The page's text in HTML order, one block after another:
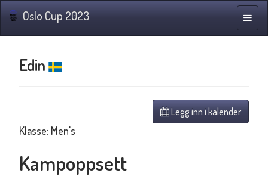
Oslo Cup 2023
Edin
Legg inn i kalender
Klasse: Men's
Kampoppsett